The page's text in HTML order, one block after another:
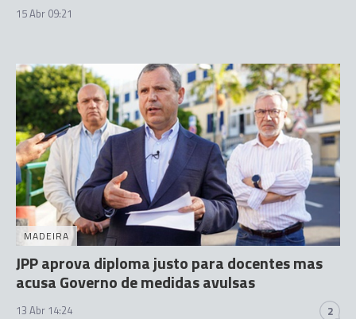
15 Abr 09:21
MADEIRA
JPP aprova diploma justo para docentes mas
acusa Governo de medidas avulsas
13 Abr 14:24 2